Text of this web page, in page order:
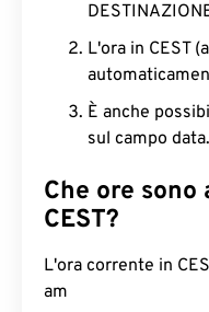
L'ora in CEST
È anche
sul campo data.
Che ore sono
CEST?
L'ora corrente in
am